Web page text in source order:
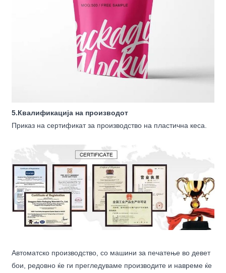
5.Квалификација на производот
Приказ на сертификат за производство на пластична кеса.
Автоматско производство, со машини за печатење во девет
бои, редовно ќе ги прегледуваме производите и навреме ќе